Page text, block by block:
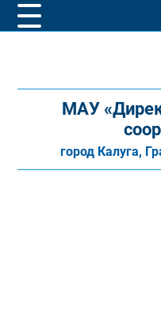
МАУ
город Калуга,